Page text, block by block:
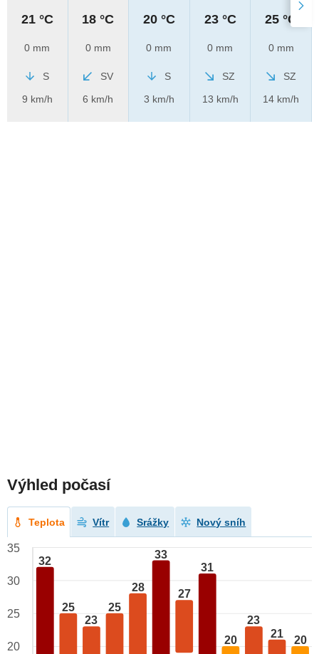
21 °C
0 mm
S
9 km/h
18 °C
0 mm
SV
6 km/h
20 °C
0 mm
S
3 km/h
23 °C
0 mm
SZ
13 km/h
25 °C
0 mm
SZ
14 km/h
Výhled počasí
Teplota Vítr Srážky Nový sníh
32
25
23
25
28
33
27
31
20
23
21
20
35
30
25
20